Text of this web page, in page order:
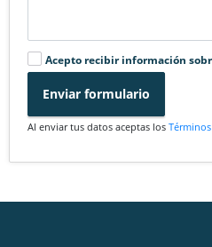
Acepto recibir información
Enviar formulario
Al enviar tus datos aceptas los